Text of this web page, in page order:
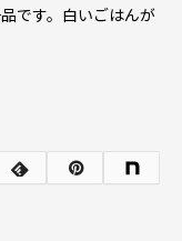
です。白いごはんが